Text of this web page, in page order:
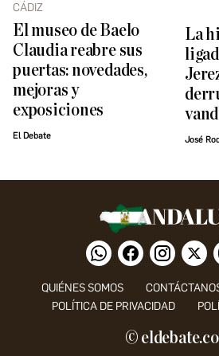
CÁDIZ
El museo de Baelo
Claudia reabre sus
puertas: novedades,
mejoras y
exposiciones
El Debate
La
José
QUIÉNES SOMOS
POLÍTICA DE PRIVACIDAD
©